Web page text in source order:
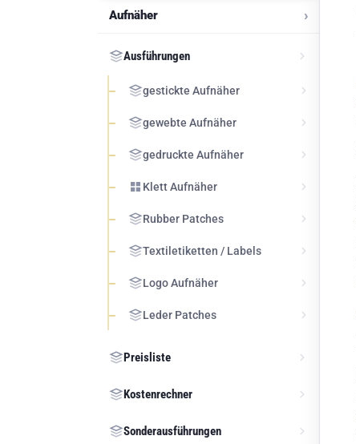
Aufnäher
Ausführungen
gestickte Aufnäher
gewebte Aufnäher
gedruckte Aufnäher
Klett Aufnäher
Rubber Patches
Textiletiketten / Labels
Logo Aufnäher
Leder Patches
Preisliste
Kostenrechner
Sonderausführungen